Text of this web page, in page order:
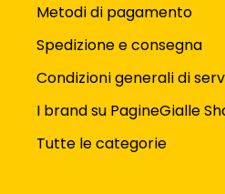
Metodi di pagamento
Spedizione e consegna
Condizioni generali di
I brand su PagineGialle
Tutte le categorie